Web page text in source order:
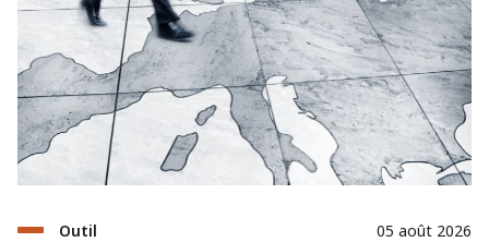
Outil 05 août 2026